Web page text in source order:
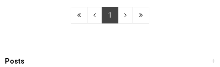
1
+
Posts